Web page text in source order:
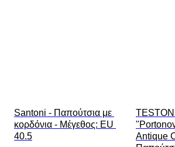
Santoni - Παπούτσια με
κορδόνια - Mέγεθος: EU
40.5
Antique